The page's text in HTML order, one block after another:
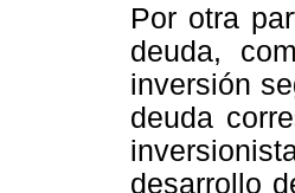
Por otra
deuda,
inversión
deuda
desarrollo